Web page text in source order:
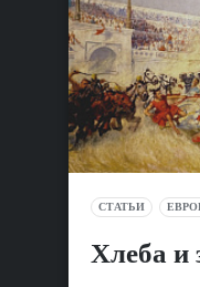
СТАТЬИ
Хлеба и